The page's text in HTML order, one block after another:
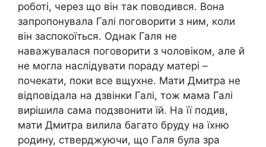
роботі, через що він так поводився. Вона
запропонувала Галі поговорити з ним, коли
він заспокоїться. Однак Галя не
наважувалася поговорити з чоловіком, але й
не могла наслідувати пораду матері –
почекати, поки все вщухне. Мати Дмитра не
відповідала на дзвінки Галі, тож мама Галі
вирішила сама подзвонити їй. На її подив,
мати Дмитра вилила багато бруду на їхню
родину, стверджуючи, що Галя була зра